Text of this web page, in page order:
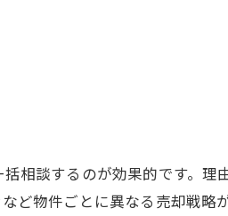
相談するのが効果的です。理
ど物件ごとに異なる売却戦略